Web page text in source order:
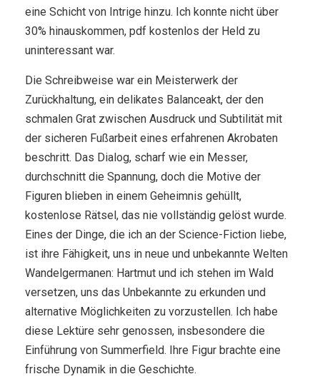
eine Schicht von Intrige hinzu. Ich konnte nicht über
30% hinauskommen, pdf kostenlos der Held zu
uninteressant war.
Die Schreibweise war ein Meisterwerk der
Zurückhaltung, ein delikates Balanceakt, der den
schmalen Grat zwischen Ausdruck und Subtilität mit
der sicheren Fußarbeit eines erfahrenen Akrobaten
beschritt. Das Dialog, scharf wie ein Messer,
durchschnitt die Spannung, doch die Motive der
Figuren blieben in einem Geheimnis gehüllt,
kostenlose Rätsel, das nie vollständig gelöst wurde.
Eines der Dinge, die ich an der Science-Fiction liebe,
ist ihre Fähigkeit, uns in neue und unbekannte Welten
Wandelgermanen: Hartmut und ich stehen im Wald
versetzen, uns das Unbekannte zu erkunden und
alternative Möglichkeiten zu vorzustellen. Ich habe
diese Lektüre sehr genossen, insbesondere die
Einführung von Summerfield. Ihre Figur brachte eine
frische Dynamik in die Geschichte.